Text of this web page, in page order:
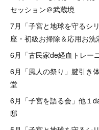
セッション＠武蔵境
7月「子宮と地球を守るシ
座・初級お掃除＆応用お
6月「古民家de経血トレー
6月「風人の祭り」腱引き
堂
6月「子宮を語る会」他１
邸